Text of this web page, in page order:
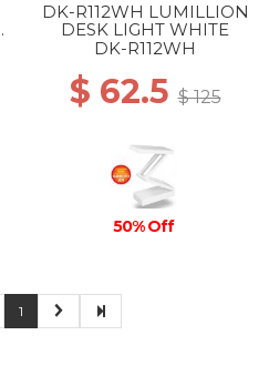
DK-R112WH LUMILLION
DESK LIGHT WHITE
DK-R112WH
$ 62.5$ 125
50% Off
1